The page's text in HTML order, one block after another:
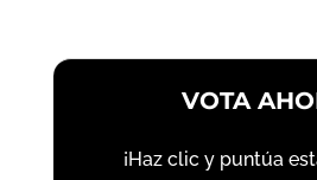
VOTA
¡Haz clic y puntúa